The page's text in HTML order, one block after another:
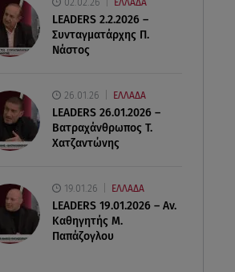
LEADERS 2.2.2026 –
Συνταγματάρχης Π.
Νάστος
26.01.26 ΕΛΛΑΔΑ
LEADERS 26.01.2026 –
Βατραχάνθρωπος Τ.
Χατζαντώνης
19.01.26 ΕΛΛΑΔΑ
LEADERS 19.01.2026 – Αν.
Καθηγητής Μ.
Παπάζογλου